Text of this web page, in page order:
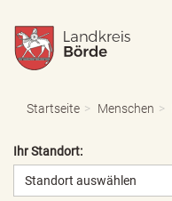
Startseite Menschen
Ihr Standort:
Standort auswählen